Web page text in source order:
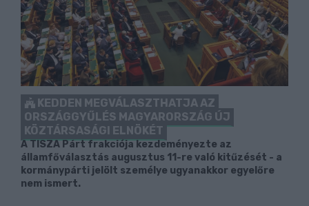
KEDDEN MEGVÁLASZTHATJA AZ
ORSZÁGGYŰLÉS MAGYARORSZÁG ÚJ
KÖZTÁRSASÁGI ELNÖKÉT
A TISZA Párt frakciója kezdeményezte az
államfőválasztás augusztus 11-re való kitűzését - a
kormánypárti jelölt személye ugyanakkor egyelőre
nem ismert.